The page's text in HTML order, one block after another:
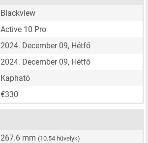
Blackview
Active 10 Pro
2024. December 09, Hétfő
2024. December 09, Hétfő
Kapható
€330
267.6 mm (10.54 hüvelyk)